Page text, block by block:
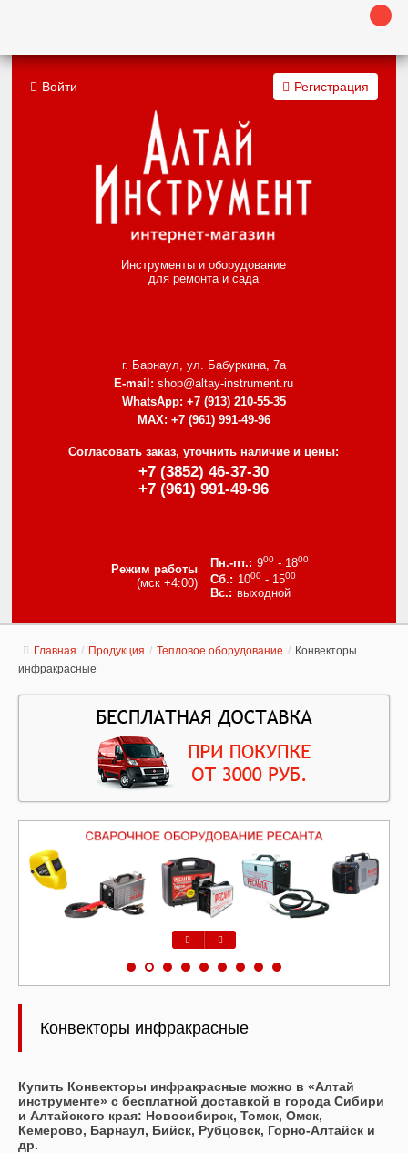
Инструменты и оборудование
для ремонта и сада
г. Барнаул, ул. Бабуркина, 7а
E-mail: shop@altay-instrument.ru
WhatsApp: +7 (913) 210-55-35
MAX: +7 (961) 991-49-96
Согласовать заказ, уточнить наличие и цены:
+7 (3852) 46-37-30
+7 (961) 991-49-96
Режим работы
(мск +4:00)
900- 1800
1000- 1500
выходной
Войти Регистрация
Главная / Продукция / Тепловое оборудование / Конвекторы
инфракрасные
Конвекторы инфракрасные
Купить Конвекторы инфракрасные можно в «Алтай
инструменте» с бесплатной доставкой в города Сибири
и Алтайского края: Новосибирск, Томск, Омск,
Кемерово, Барнаул, Бийск, Рубцовск, Горно-Алтайск и
др.